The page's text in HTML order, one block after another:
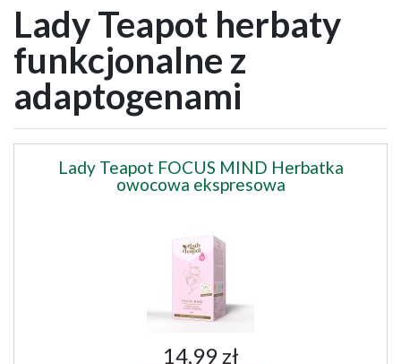
Lady Teapot herbaty
funkcjonalne z
adaptogenami
Lady Teapot FOCUS MIND Herbatka
owocowa ekspresowa
14,99 zł